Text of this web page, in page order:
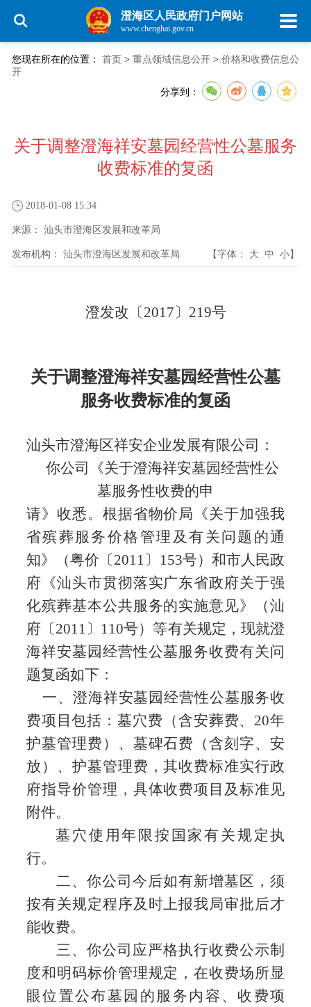
澄海区人民政府门户网站
www.chenghai.gov.cn
您现在所在的位置： 首页 > 重点领域信息公开 > 价格和收费信息公
开
分享到：
关于调整澄海祥安墓园经营性公墓服务
收费标准的复函
2018-01-08 15:34
来源： 汕头市澄海区发展和改革局
发布机构： 汕头市澄海区发展和改革局 【字体： 大 中 小】
澄发改〔2017〕 219号
关于调整澄海祥安墓园经营性公墓
服务收费标准的复函
汕头市澄海区祥安企业发展有限公司：
你公司《关于澄海祥安墓园经营性公
墓服务性收费的申
请》收悉。根据省物价局《关于加强我
省殡葬服务价格管理及有关问题的通
知》（粤价 〔2011〕 153号）和市人民政
府《汕头市贯彻落实广东省政府关于强
化殡葬基本公共服务的实施意见》（汕
府〔2011〕 110号）等有关规定，现就澄
海祥安墓园经营性公墓服务收费有关问
题复函如下：
一、澄海祥安墓园经营性公墓服务收
费项目包括：墓穴费（含安葬费、 20年
护墓管理费）、墓碑石费（含刻字、安
放）、护墓管理费，其收费标准实行政
府指导价管理，具体收费项目及标准见
附件。
墓穴使用年限按国家有关规定执
行。
二、你公司今后如有新增墓区，须
按有关规定程序及时上报我局审批后才
能收费。
三、你公司应严格执行收费公示制
度和明码标价管理规定，在收费场所显
眼位置公布墓园的服务内容、收费项